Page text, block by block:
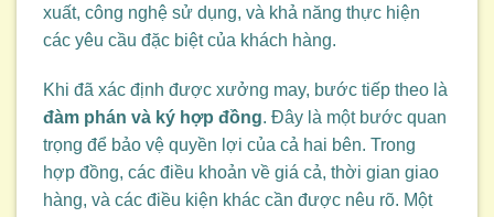
xuất, công nghệ sử dụng, và khả năng thực hiện
các yêu cầu đặc biệt của khách hàng.
Khi đã xác định được xưởng may, bước tiếp theo là
đàm phán và ký hợp đồng. Đây là một bước quan
trọng để bảo vệ quyền lợi của cả hai bên. Trong
hợp đồng, các điều khoản về giá cả, thời gian giao
hàng, và các điều kiện khác cần được nêu rõ. Một